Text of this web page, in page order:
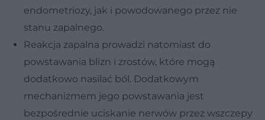
endometriozy, jak i powodowanego przez nie
stanu zapalnego.
Reakcja zapalna prowadzi natomiast do
powstawania blizn i zrostów, które mogą
dodatkowo nasilać ból. Dodatkowym
mechanizmem jego powstawania jest
bezpośrednie uciskanie nerwów przez wszczepy